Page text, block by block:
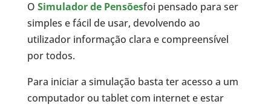
O Simulador de Pensõesfoi pensado para ser
simples e fácil de usar, devolvendo ao
utilizador informação clara e compreensível
por todos.
Para iniciar a simulação basta ter acesso a um
computador ou tablet com internet e estar